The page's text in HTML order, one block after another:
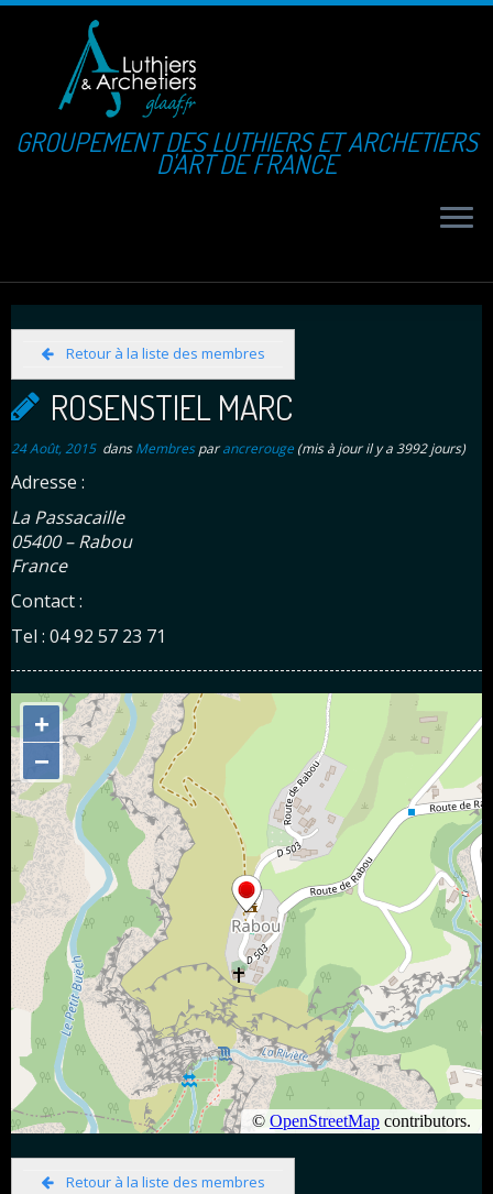
GROUPEMENT DES LUTHIERS ET ARCHETIERS
D'ART DE FRANCE
Retour à la liste des membres
ROSENSTIEL MARC
24 Août, 2015dansMembresparancrerouge (mis à jour il y a 3992 jours)
Adresse :
La Passacaille
05400 – Rabou
France
Contact :
Tel : 04 92 57 23 71
Retour à la liste des membres